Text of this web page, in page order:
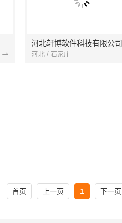
河北轩博软件科技有限公司
河北 / 石家庄
首页 上一页 1 下一页